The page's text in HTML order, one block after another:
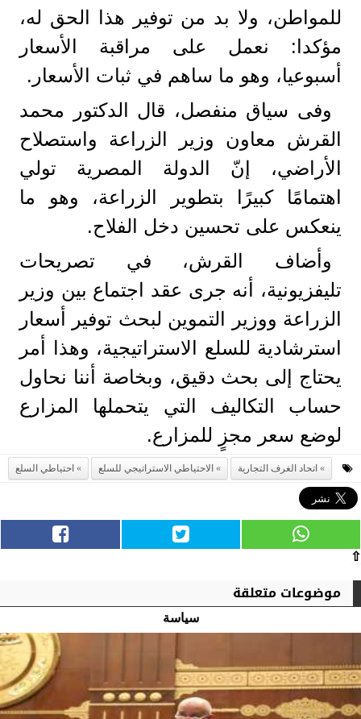
للمواطن، ولا بد من توفير هذا الحق له،
مؤكدا: نعمل على مراقبة الأسعار
أسبوعيا، وهو ما ساهم في ثبات الأسعار.
وفى سياق منفصل، قال الدكتور محمد
القرش معاون وزير الزراعة واستصلاح
الأراضي، إنّ الدولة المصرية تولي
اهتمامًا كبيرًا بتطوير الزراعة، وهو ما
ينعكس على تحسين دخل الفلاح.
وأضاف القرش، في تصريحات
تليفزيونية، أنه جرى عقد اجتماع بين وزير
الزراعة ووزير التموين لبحث توفير أسعار
استرشادية للسلع الاستراتيجية، وهذا أمر
يحتاج إلى بحث دقيق، وبخاصة أننا نحاول
حساب التكاليف التي يتحملها المزارع
لوضع سعر مجزٍ للمزارع.
اتحاد الغرف التجارية الاحتياطي الاستراتيجي للسلع احتياطي السلع
⇧
موضوعات متعلقة
سياسة